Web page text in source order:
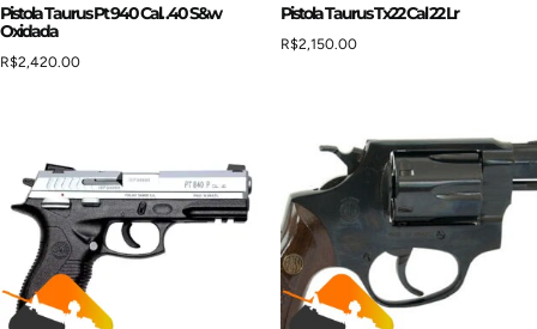
Pistola Taurus Pt 940 Cal. .40 S&w
Oxidada
R$2,420.00
Pistola Taurus Tx22 Cal 22 Lr
R$2,150.00